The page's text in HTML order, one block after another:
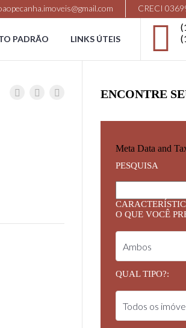
CRECI
PADRÃO LINKS ÚTEIS
ENCONTRE
Meta Data and
PESQUISA
O QUE VOCÊ
QUAL TIPO?: